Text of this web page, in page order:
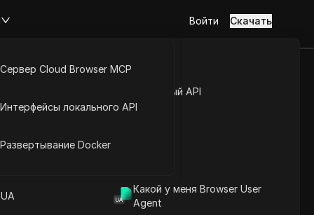
Открытый API
Какой у меня Browser User
Agent
Сервер Cloud Browser MCP
Интерфейсы локального API
Развертывание Docker
Войти Скачать
Rabby
Задать вопросы